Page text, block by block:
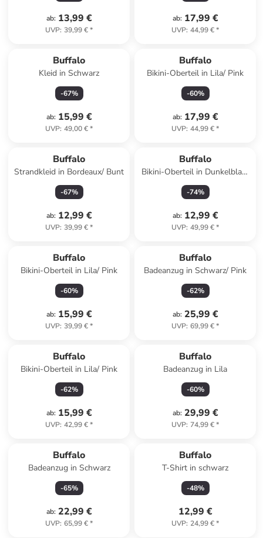
ab: 13,99 €
UVP: 39,99 €*
ab: 17,99 €
UVP: 44,99 €*
Buffalo
Kleid in Schwarz
-67%
ab: 15,99 €
UVP: 49,00 €*
Buffalo
Bikini-Oberteil in Lila/ Pink
-60%
ab: 17,99 €
UVP: 44,99 €*
Buffalo
Strandkleid in Bordeaux/ Bunt
-67%
ab: 12,99 €
UVP: 39,99 €*
Buffalo
Bikini-Oberteil in Dunkelblau/
Orange
-74%
ab: 12,99 €
UVP: 49,99 €*
Buffalo
Bikini-Oberteil in Lila/ Pink
-60%
ab: 15,99 €
UVP: 39,99 €*
Buffalo
Badeanzug in Schwarz/ Pink
-62%
ab: 25,99 €
UVP: 69,99 €*
Buffalo
Bikini-Oberteil in Lila/ Pink
-62%
ab: 15,99 €
UVP: 42,99 €*
Buffalo
Badeanzug in Lila
-60%
ab: 29,99 €
UVP: 74,99 €*
Buffalo
Badeanzug in Schwarz
-65%
ab: 22,99 €
UVP: 65,99 €*
Buffalo
T-Shirt in schwarz
-48%
12,99 €
UVP: 24,99 €*